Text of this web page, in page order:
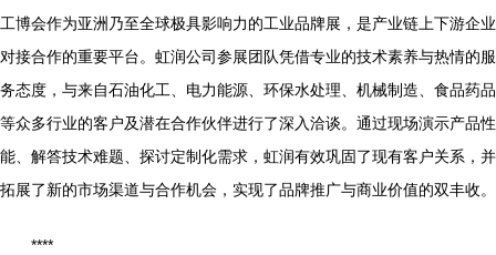
工博会作为亚洲乃至全球极具影响力的工业品牌展，是产业链上下游企业
对接合作的重要平台。虹润公司参展团队凭借专业的技术素养与热情的服
务态度，与来自石油化工、电力能源、环保水处理、机械制造、食品药品
等众多行业的客户及潜在合作伙伴进行了深入洽谈。通过现场演示产品性
能、解答技术难题、探讨定制化需求，虹润有效巩固了现有客户关系，并
拓展了新的市场渠道与合作机会，实现了品牌推广与商业价值的双丰收。
****